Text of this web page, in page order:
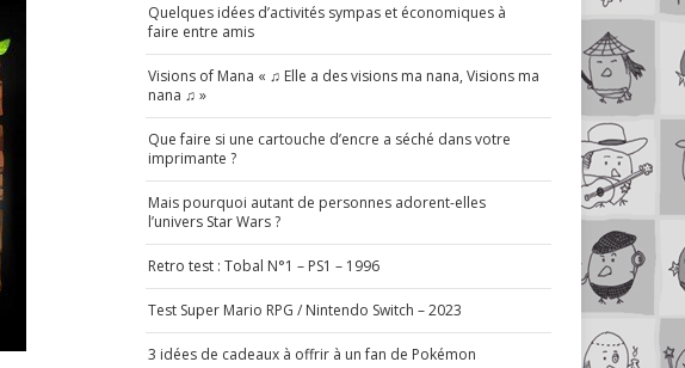
Quelques idées d’activités sympas et économiques à
faire entre amis
Visions of Mana « ♫ Elle a des visions ma nana, Visions ma
nana ♫ »
Que faire si une cartouche d’encre a séché dans votre
imprimante ?
Mais pourquoi autant de personnes adorent-elles
l’univers Star Wars ?
Retro test : Tobal N°1 – PS1 – 1996
Test Super Mario RPG / Nintendo Switch – 2023
3 idées de cadeaux à offrir à un fan de Pokémon